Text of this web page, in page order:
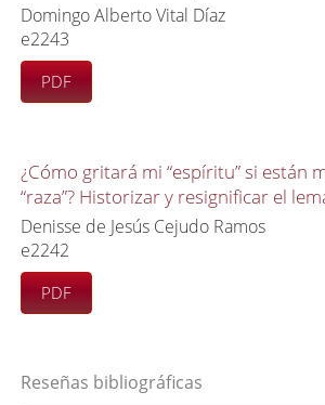
Domingo Alberto Vital Díaz
e2243
PDF
¿Cómo gritará mi “espíritu” si están
“raza”? Historizar y resignificar el
Denisse de Jesús Cejudo Ramos
e2242
PDF
Reseñas bibliográficas